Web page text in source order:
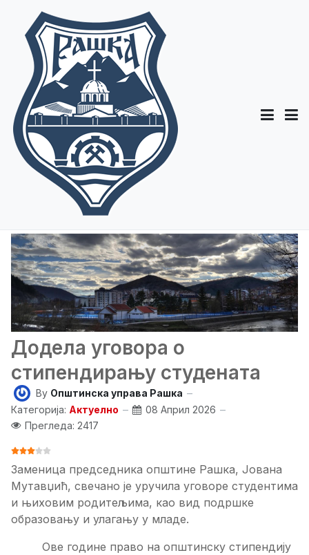
Додела уговора о
стипендирању студената
By Општинска управа Рашка
Категорија: Актуелно
08 Април 2026
Прегледа: 2417
ОЦЕНА КОРИСНИКА:
Заменица председника општине Рашка, Јована
Мутавџић, свечано је уручила уговоре студентима
и њиховим родитељима, као вид подршке
образовању и улагању у младе.
Ове године право на општинску стипендију